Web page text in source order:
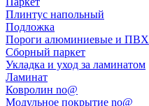
Плинтус напольный
Подложка
Пороги алюминиевые и ПВХ
Сборный паркет
Укладка и уход за ламинатом
Ламинат
Ковролин no@
Модульное покрытие no@